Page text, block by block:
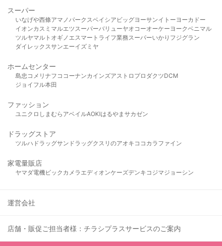
スーパー
いなげや西條アマノパークスベイシア ビッグヨーサンイトーヨーカドー
イオンカスミ マルエツスーパーバリューヤオコーオーケー ヨークベニマル
ツルヤマルト オギノ エスマート ライフ業務スーパーいかり フジグラン
ダイレックスサンエーイズミヤ
ホームセンター
島忠 コメリ ナフコ コーナンカインズアストロプロダクツDCM
ジョイフル本田
ファッション
ユニクロ しまむら アベイルAOKIはるやま サカゼン
ドラッグストア
ツルハドラッグサンドラッグクスリのアオキ ココカラファイン
家電量販店
ヤマダ電機ビックカメラ エディオンケーズデンキ コジマジョーシン
運営会社
店舗・販促ご担当者様：チラシプラスサービスのご案内